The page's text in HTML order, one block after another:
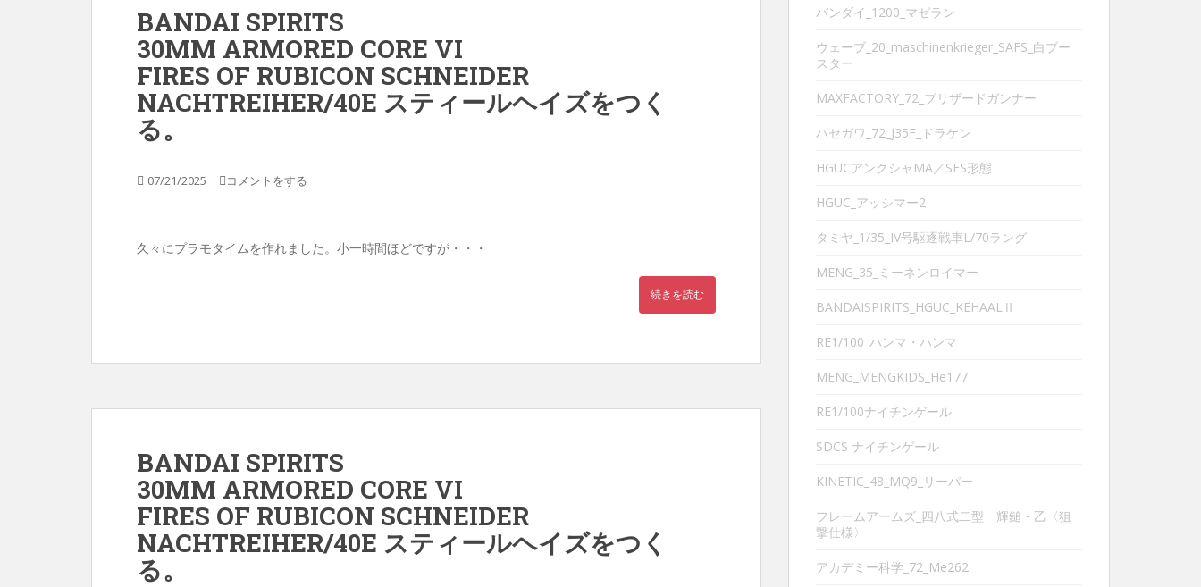
BANDAI SPIRITS
30MM ARMORED CORE VI
FIRES OF RUBICON SCHNEIDER
NACHTREIHER/40E スティールヘイズをつく
る。
07/21/2025 コメントをする
久々にプラモタイムを作れました。小一時間ほどですが・・・
続きを読む
BANDAI SPIRITS
30MM ARMORED CORE VI
FIRES OF RUBICON SCHNEIDER
NACHTREIHER/40E スティールヘイズをつく
る。
バンダイ_1200_マゼラン
ウェーブ_20_maschinenkrieger_SAFS_白ブー
スター
MAXFACTORY_72_ブリザードガンナー
ハセガワ_72_J35F_ドラケン
HGUCアンクシャMA／SFS形態
HGUC_アッシマー2
タミヤ_1/35_IV号駆逐戦車L/70ラング
MENG_35_ミーネンロイマー
BANDAISPIRITS_HGUC_KEHAALⅡ
RE1/100_ハンマ・ハンマ
MENG_MENGKIDS_He177
RE1/100ナイチンゲール
SDCS ナイチンゲール
KINETIC_48_MQ9_リーパー
フレームアームズ_四八式二型 輝鎚・乙〈狙
撃仕様〉
アカデミー科学_72_Me262